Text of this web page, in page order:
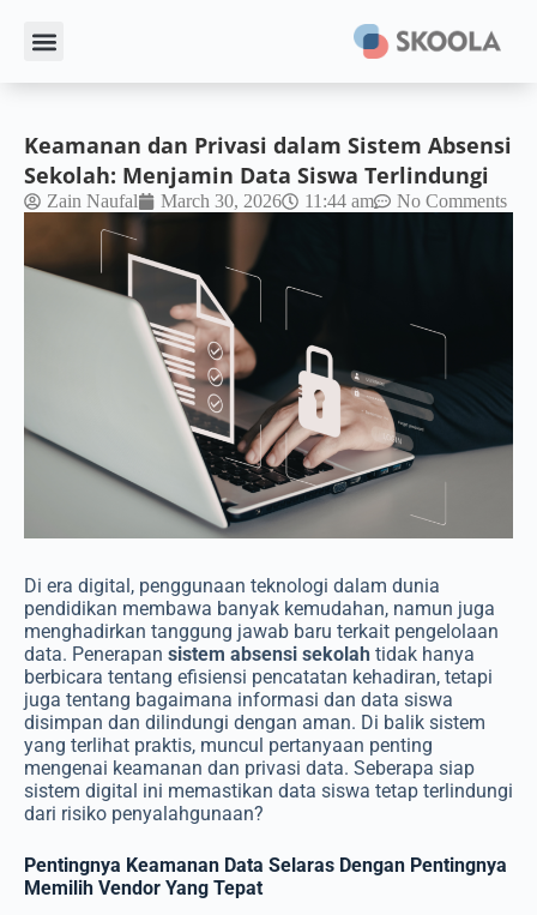
Keamanan dan Privasi dalam Sistem Absensi
Sekolah: Menjamin Data Siswa Terlindungi
Zain Naufal March 30, 2026 11:44 am No Comments
Di era digital, penggunaan teknologi dalam dunia
pendidikan membawa banyak kemudahan, namun juga
menghadirkan tanggung jawab baru terkait pengelolaan
data. Penerapan sistem absensi sekolah tidak hanya
berbicara tentang efisiensi pencatatan kehadiran, tetapi
juga tentang bagaimana informasi dan data siswa
disimpan dan dilindungi dengan aman. Di balik sistem
yang terlihat praktis, muncul pertanyaan penting
mengenai keamanan dan privasi data. Seberapa siap
sistem digital ini memastikan data siswa tetap terlindungi
dari risiko penyalahgunaan?
Pentingnya Keamanan Data Selaras Dengan Pentingnya
Memilih Vendor Yang Tepat